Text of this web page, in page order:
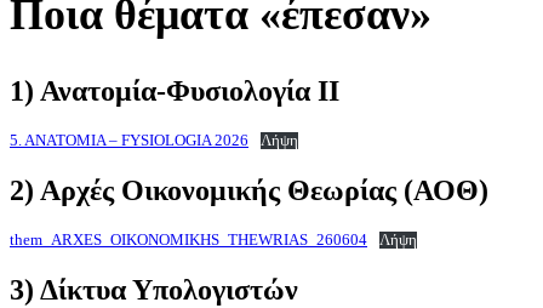
Ποια θέματα «έπεσαν»
1) Ανατομία-Φυσιολογία ΙΙ
5. ANATOMIA – FYSIOLOGIA 2026 Λήψη
2) Αρχές Οικονομικής Θεωρίας (ΑΟΘ)
them_ARXES_OIKONOMIKHS_THEWRIAS_260604 Λήψη
3) Δίκτυα Υπολογιστών